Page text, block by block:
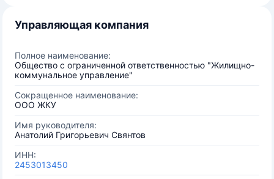
Управляющая компания
Полное наименование:
Общество с ограниченной ответственностью "Жилищно-
коммунальное управление"
Сокращенное наименование:
ООО ЖКУ
Имя руководителя:
Анатолий Григорьевич Свянтов
ИНН:
2453013450